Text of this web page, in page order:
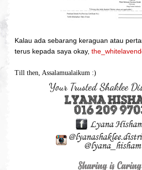
Kalau ada sebarang keraguan atau
terus kepada saya okay,
Till then, Assalamualaikum :)